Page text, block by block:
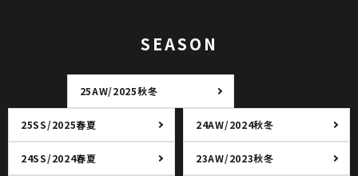
SEASON
25AW/2025秋冬
25SS/2025春夏 24AW/2024秋冬
24SS/2024春夏 23AW/2023秋冬